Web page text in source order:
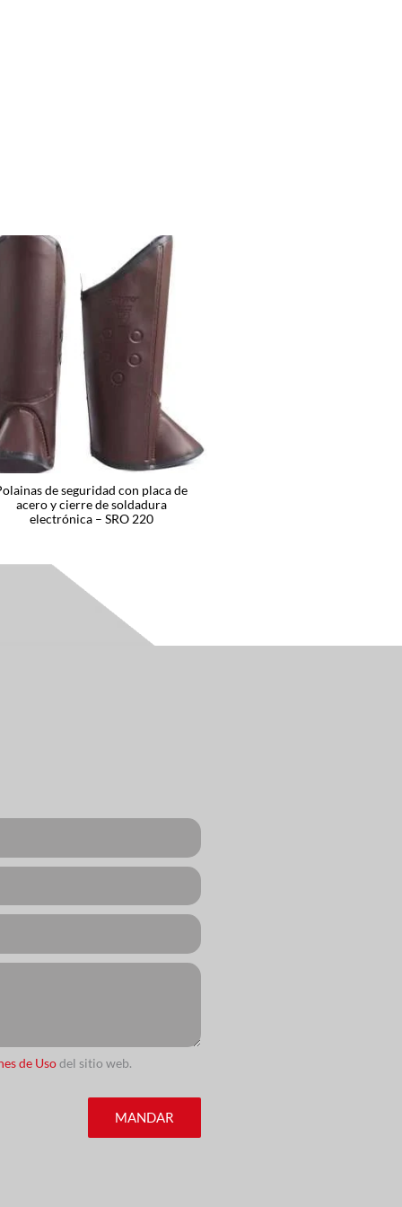
de seguridad con placa de
acero y cierre de soldadura
electrónica – SRO 220
de Usodel sitio web.
MANDAR